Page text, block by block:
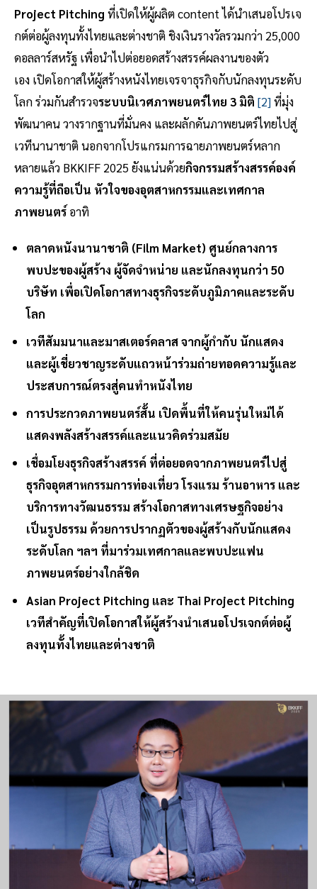
Project Pitching ที่เปิดให้ผู้ผลิต content ได้นำเสนอโปรเจ
กต์ต่อผู้ลงทุนทั้งไทยและต่างชาติ ชิงเงินรางวัลรวมกว่า 25,000
ดอลลาร์สหรัฐ เพื่อนำไปต่อยอดสร้างสรรค์ผลงานของตัว
เอง เปิดโอกาสให้ผู้สร้างหนังไทยเจรจาธุรกิจกับนักลงทุนระดับ
โลก ร่วมกันสำรวจระบบนิเวศภาพยนตร์ไทย 3 มิติ [2]ที่มุ่ง
พัฒนาคน วางรากฐานที่มั่นคง และผลักดันภาพยนตร์ไทยไปสู่
เวทีนานาชาติ นอกจากโปรแกรมการฉายภาพยนตร์หลาก
หลายแล้ว BKKIFF 2025 ยังแน่นด้วยกิจกรรมสร้างสรรค์องค์
ความรู้ที่ถือเป็น หัวใจของอุตสาหกรรมและเทศกาล
ภาพยนตร์อาทิ
ตลาดหนังนานาชาติ (Film Market) ศูนย์กลางการ
พบปะของผู้สร้าง ผู้จัดจำหน่าย และนักลงทุนกว่า 50
บริษัท เพื่อเปิดโอกาสทางธุรกิจระดับภูมิภาคและระดับ
โลก
เวทีสัมมนาและมาสเตอร์คลาส จากผู้กำกับ นักแสดง
และผู้เชี่ยวชาญระดับแถวหน้าร่วมถ่ายทอดความรู้และ
ประสบการณ์ตรงสู่คนทำหนังไทย
การประกวดภาพยนตร์สั้น เปิดพื้นที่ให้คนรุ่นใหม่ได้
แสดงพลังสร้างสรรค์และแนวคิดร่วมสมัย
เชื่อมโยงธุรกิจสร้างสรรค์ ที่ต่อยอดจากภาพยนตร์ไปสู่
ธุรกิจอุตสาหกรรมการท่องเที่ยว โรงแรม ร้านอาหาร และ
บริการทางวัฒนธรรม สร้างโอกาสทางเศรษฐกิจอย่าง
เป็นรูปธรรม ด้วยการปรากฏตัวของผู้สร้างกับนักแสดง
ระดับโลก ฯลฯ ที่มาร่วมเทศกาลและพบปะแฟน
ภาพยนตร์อย่างใกล้ชิด
Asian Project Pitching และ Thai Project Pitching
เวทีสำคัญที่เปิดโอกาสให้ผู้สร้างนำเสนอโปรเจกต์ต่อผู้
ลงทุนทั้งไทยและต่างชาติ